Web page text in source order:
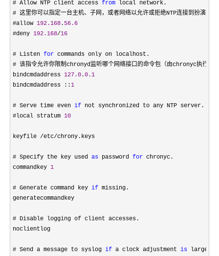
# Allow NTP client access from local network.
# 这里你可以指定一台主机、子网，或者网络以允许或拒绝NTP连接到扮演时
#allow 192.168 . 56.6
#deny 192.168/16
# Listen for commands only on localhost.
# 该指令允许你限制chronyd监听哪个网络接口的命令包（由chronyc执行）
bindcmdaddress 127.0 .0.1
bindcmdaddress ::1
# Serve time even if not synchronized to any NTP server.
#local stratum 10
keyfile /etc/chrony.keys
# Specify the key used as password for chronyc.
commandkey 1
# Generate command key if missing.
generatecommandkey
# Disable logging of client accesses.
noclientlog
# Send a message to syslog if a clock adjustment is larger